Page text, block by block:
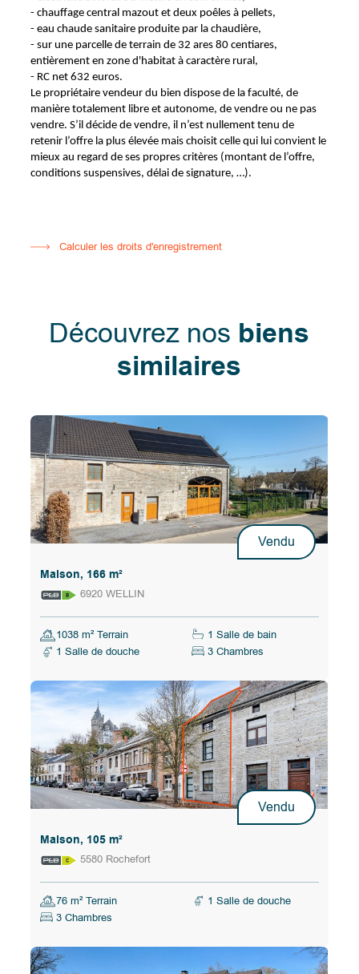
- chauffage central mazout et deux poêles à pellets,
- eau chaude sanitaire produite par la chaudière,
- sur une parcelle de terrain de 32 ares 80 centiares,
entièrement en zone d'habitat à caractère rural,
- RC net 632 euros.
Le propriétaire vendeur du bien dispose de la faculté, de
manière totalement libre et autonome, de vendre ou ne pas
vendre. S’il décide de vendre, il n’est nullement tenu de
retenir l’offre la plus élevée mais choisit celle qui lui convient le
mieux au regard de ses propres critères (montant de l’offre,
conditions suspensives, délai de signature, …).
Calculer les droits d'enregistrement
Découvrez nos biens
similaires
Vendu
Maison, 166 m²
6920 WELLIN
1038 m² Terrain
1 Salle de bain
1 Salle de douche
3 Chambres
Vendu
Maison, 105 m²
5580 Rochefort
76 m² Terrain
1 Salle de douche
3 Chambres